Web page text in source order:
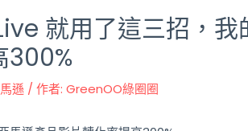
就用了這三招，我
300%
遜 / 作者:GreenOO綠圈圈